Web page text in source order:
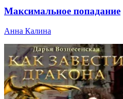
Максимальное попадание
Анна Калина